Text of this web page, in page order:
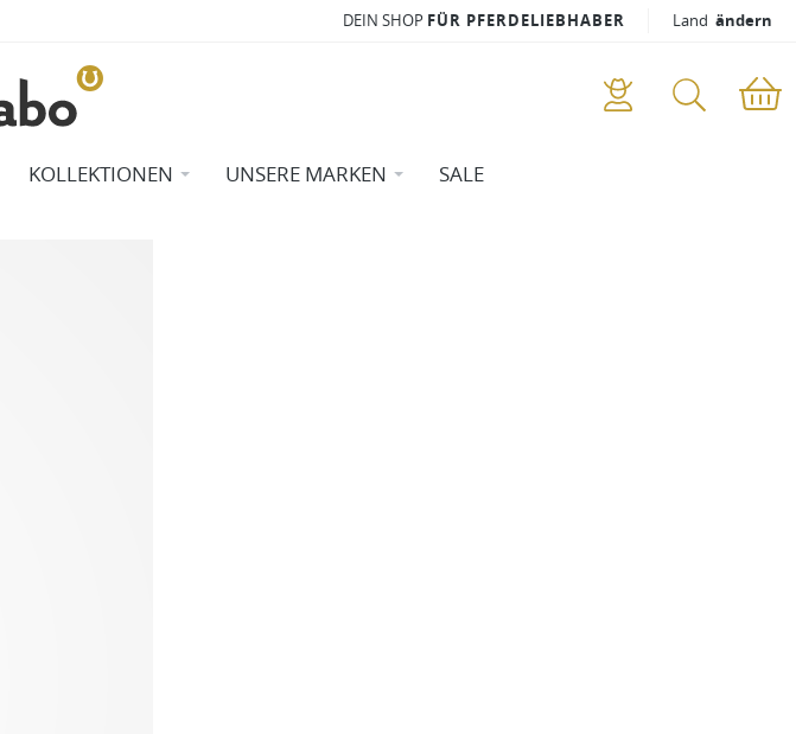
DEIN SHOP FÜR PFERDELIEBHABER Land ändern
KOLLEKTIONEN UNSERE MARKEN SALE